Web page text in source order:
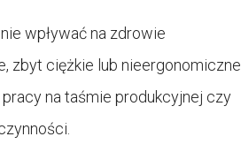
wpływać na zdrowie
zbyt ciężkie lub nieergonomiczne
na taśmie produkcyjnej czy